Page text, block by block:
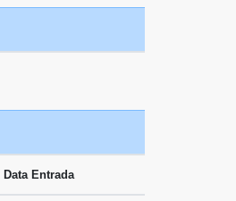
Data Entrada